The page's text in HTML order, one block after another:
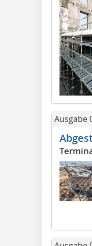
Ausgabe